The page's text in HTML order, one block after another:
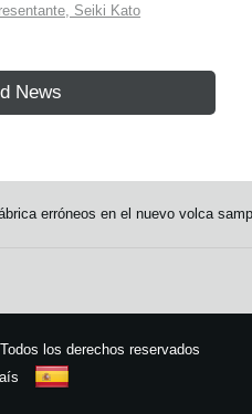
Seiki Kato
News
erróneos en el nuevo volca
los derechos reservados